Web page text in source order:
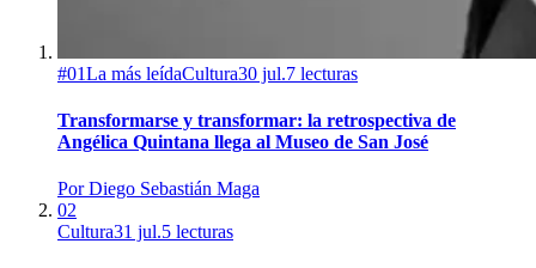
#01La más leídaCultura30 jul.7 lecturas
Transformarse y transformar: la retrospectiva de
Angélica Quintana llega al Museo de San José
PorDiego Sebastián Maga
02
Cultura31 jul.5 lecturas